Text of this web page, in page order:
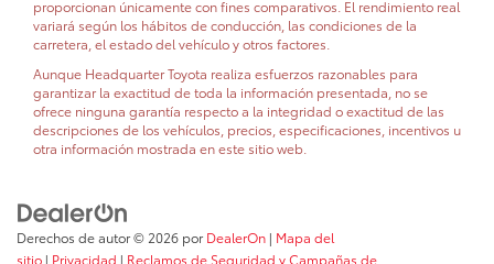
proporcionan únicamente con fines comparativos. El rendimiento real
variará según los hábitos de conducción, las condiciones de la
carretera, el estado del vehículo y otros factores.
Aunque Headquarter Toyota realiza esfuerzos razonables para
garantizar la exactitud de toda la información presentada, no se
ofrece ninguna garantía respecto a la integridad o exactitud de las
descripciones de los vehículos, precios, especificaciones, incentivos u
otra información mostrada en este sitio web.
Derechos de autor © 2026 porDealerOn | Mapa del
sitio | Privacidad | Reclamos de Seguridad y Campañas de